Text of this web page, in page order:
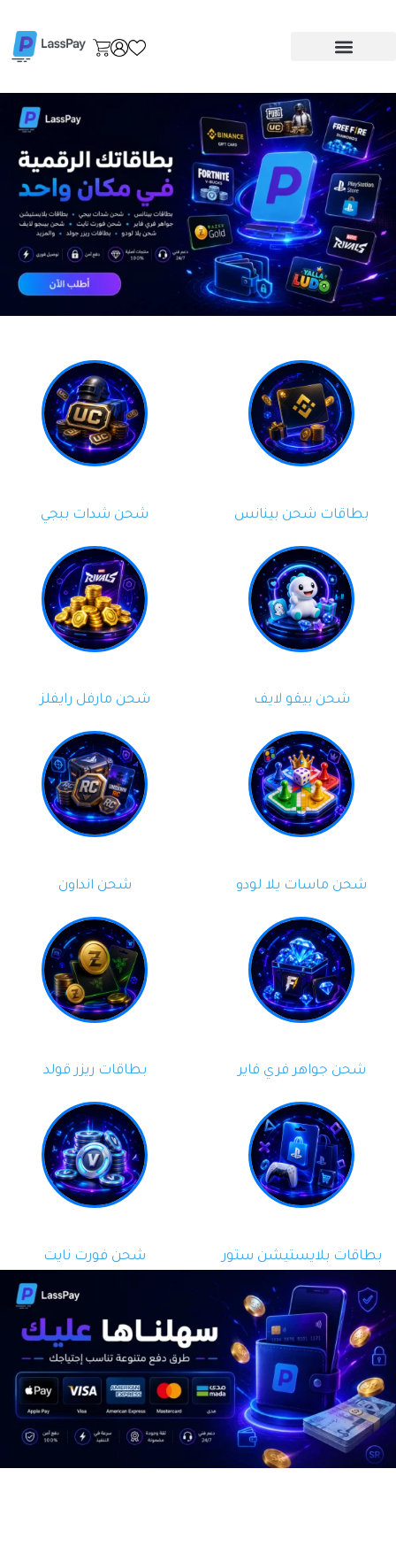
بطاقات شحن بينانس شحن شدات ببجي
شحن بيقو لايف شحن مارفل رايفلز
شحن ماسات يلا لودو شحن انداون
شحن جواهر فري فاير بطاقات ريزر قولد
بطاقات بلايستيشن ستور شحن فورت نايت